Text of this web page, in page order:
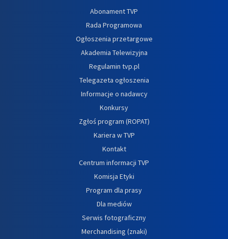
Abonament TVP
Rada Programowa
Ogłoszenia przetargowe
Akademia Telewizyjna
Regulamin tvp.pl
Telegazeta ogłoszenia
Informacje o nadawcy
Konkursy
Zgłoś program (ROPAT)
Kariera w TVP
Kontakt
Centrum informacji TVP
Komisja Etyki
Program dla prasy
Dla mediów
Serwis fotograficzny
Merchandising (znaki)